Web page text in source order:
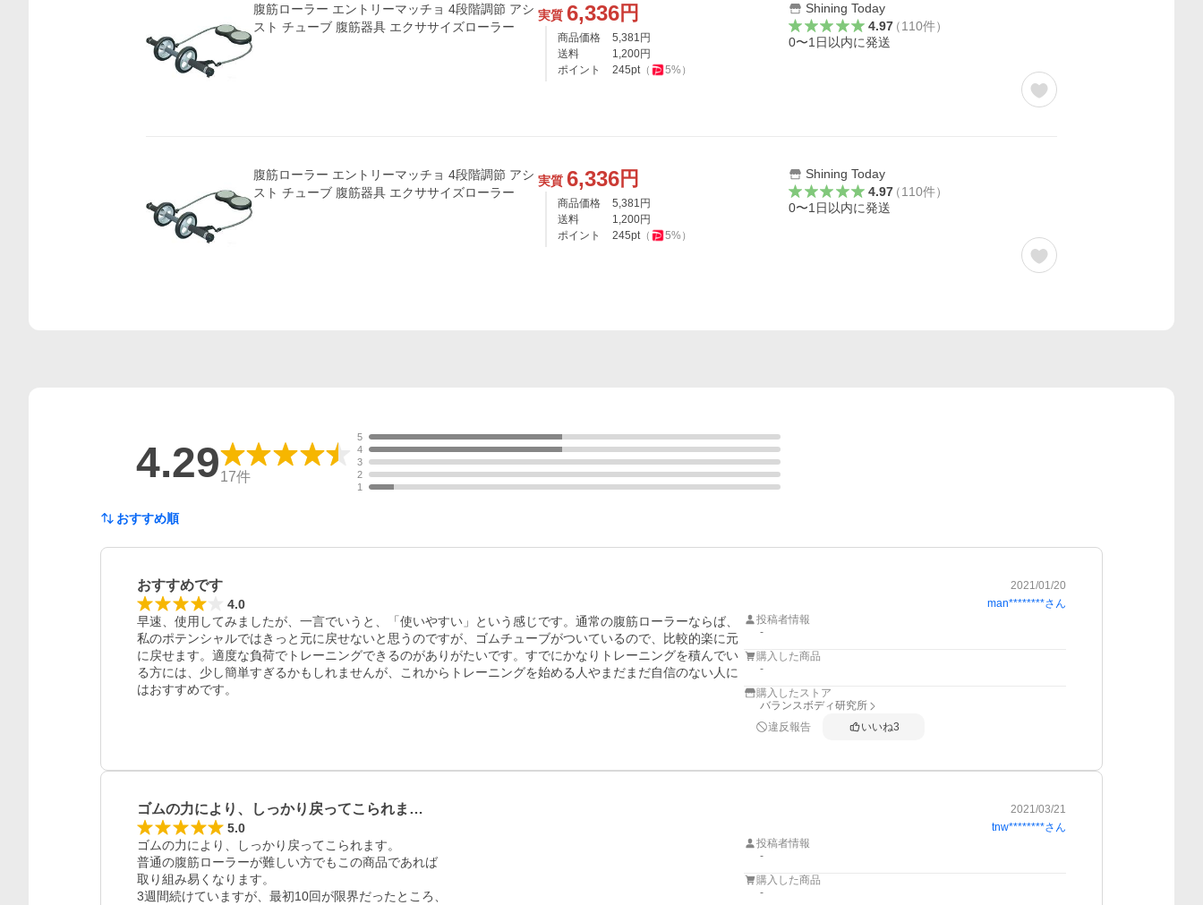
腹筋ローラー エントリーマッチョ 4段階調節 アシ
スト チューブ 腹筋器具 エクササイズローラー
実質 6,336円
商品価格 5,381 円
送料
1,200円
ポイント
245pt（ 5%）
Shining Today
4.97（110件）
0〜1日以内に発送
腹筋ローラー エントリーマッチョ 4段階調節 アシ
スト チューブ 腹筋器具 エクササイズローラー
実質 6,336円
商品価格 5,381 円
送料
1,200円
ポイント
245pt（ 5%）
Shining Today
4.97（110件）
0〜1日以内に発送
4.2917件
5
4
3
2
1
おすすめ順
おすすめです 2021/01/20
4.0 man********さん
早速、使用してみましたが、一言でいうと、「使いやすい」という感じです。通常の腹筋ローラーならば、
私のポテンシャルではきっと元に戻せないと思うのですが、ゴムチューブがついているので、比較的楽に元
に戻せます。適度な負荷でトレーニングできるのがありがたいです。すでにかなりトレーニングを積んでい
る方には、少し簡単すぎるかもしれませんが、これからトレーニングを始める人やまだまだ自信のない人に
はおすすめです。
投稿者情報
-
購入した商品
-
購入したストア
バランスボディ研究所
違反報告
いいね3
ゴムの力により、しっかり戻ってこられま… 2021/03/21
5.0 tnw********さん
ゴムの力により、しっかり戻ってこられます。
普通の腹筋ローラーが難しい方でもこの商品であれば
取り組み易くなります。
3週間続けていますが、最初10回が限界だったところ、
投稿者情報
-
購入した商品
-